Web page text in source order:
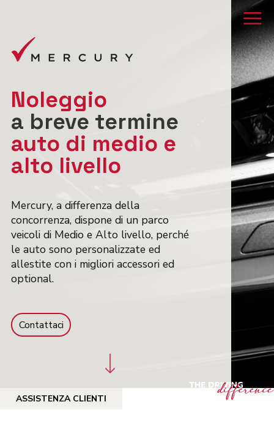
ASSISTENZA CLIENTI
Noleggio
a breve termine
auto di medio e
alto livello
Mercury, a differenza della
concorrenza, dispone di un parco
veicoli di Medio e Alto livello, perché
le auto sono personalizzate ed
allestite con i migliori accessori ed
optional.
Contattaci